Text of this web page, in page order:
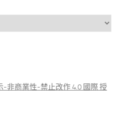
-非商業性-禁止改作 4.0 國際 授